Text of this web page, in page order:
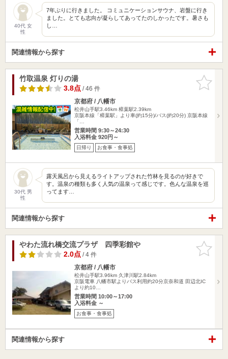
40代 女
性
7年ぶりに行きました。 コミュニケーションサウナ、岩盤に行き
ました。とても志向が凝らしてあってたのしかったです。暑さも
し…
関連情報から探す
お気に入
りに追加
竹取温泉 灯りの湯
3.8点/ 46 件
京都府 / 八幡市
松井山手駅3.46km 樟葉駅2.39km
京阪本線「樟葉駅」より車(約15分)/バス(約20分) 京阪本線
「…
営業時間 9:30～24:30
入浴料金 920円～
日帰り お食事・食事処
30代 男
性
露天風呂から見えるライトアップされた竹林を見るのが好きで
す。温泉の種類も多く人気の温泉って感じです。色んな温泉を巡
ってます…
関連情報から探す
お気に入
りに追加
やわた流れ橋交流プラザ 四季彩館や
2.0点/ 4 件
京都府 / 八幡市
松井山手駅3.96km 久津川駅2.84km
京阪電車 八幡市駅よりバス利用約20分京奈和道 田辺北IC
より約10…
営業時間 10:00～17:00
入浴料金 ～
お食事・食事処
関連情報から探す